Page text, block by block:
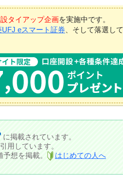
タイアップ企画を実施中です。
UFJ eスマート証券 、そして落選し
に掲載されています。
用しています。
想を掲載。
はじめての人へ